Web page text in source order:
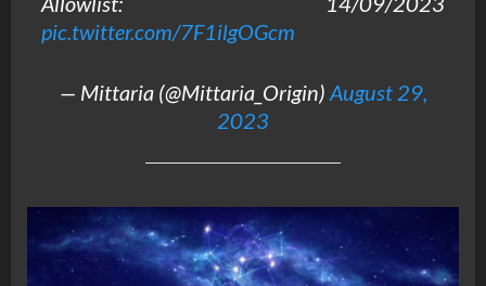
pic.twitter.com/7F1ilgOGcm
— Mittaria (@Mittaria_Origin) August 29,
2023